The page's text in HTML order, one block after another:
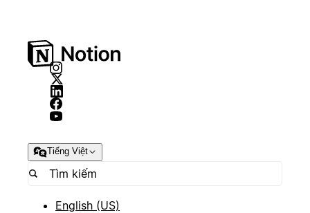
Tiếng Việt
English (US)